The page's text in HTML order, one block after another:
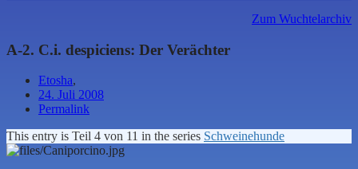
Zum Wuchtelarchiv
A-2. C.i. despiciens: Der Verächter
Etosha,
24. Juli 2008
Permalink
This entry is Teil 4 von 11 in the series Schweinehunde